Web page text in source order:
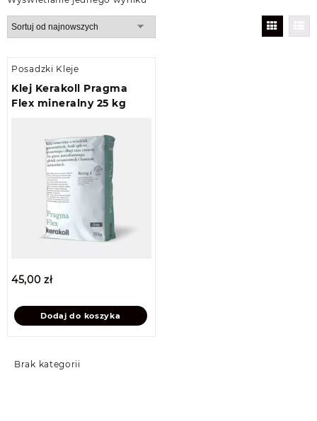
Brak kategorii
Posadzki Kleje
Klej Kerakoll Pragma
Flex mineralny 25 kg
45,00zł
Dodaj do koszyka